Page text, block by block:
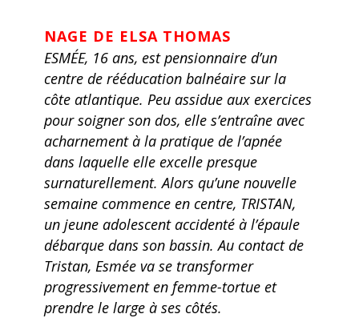
NAGE DE ELSA THOMAS
ESMÉE, 16 ans, est pensionnaire d’un
centre de rééducation balnéaire sur la
côte atlantique. Peu assidue aux exercices
pour soigner son dos, elle s’entraîne avec
acharnement à la pratique de l’apnée
dans laquelle elle excelle presque
surnaturellement. Alors qu’une nouvelle
semaine commence en centre, TRISTAN,
un jeune adolescent accidenté à l’épaule
débarque dans son bassin. Au contact de
Tristan, Esmée va se transformer
progressivement en femme-tortue et
prendre le large à ses côtés.